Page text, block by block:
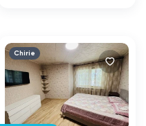
Chirie